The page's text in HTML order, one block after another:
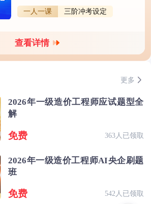
一人一课 三阶冲考设定
查看详情
更多
2026年一级造价工程师应试题型全
解
免费 363人已领取
2026年一级造价工程师AI央企刷题
班
免费 542人已领取